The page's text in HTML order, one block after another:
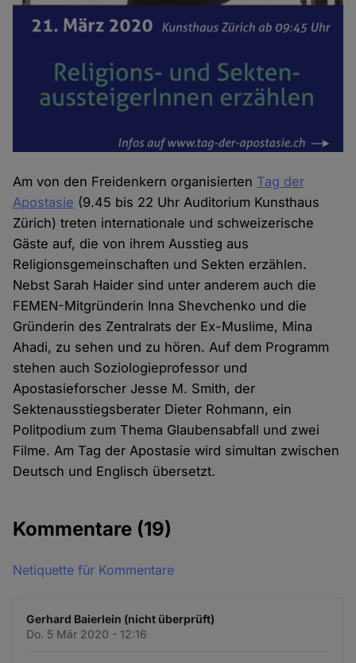
Am von den Freidenkern organisierten Tag der
Apostasie (9.45 bis 22 Uhr Auditorium Kunsthaus
Zürich) treten internationale und schweizerische
Gäste auf, die von ihrem Ausstieg aus
Religionsgemeinschaften und Sekten erzählen.
Nebst Sarah Haider sind unter anderem auch die
FEMEN-Mitgründerin Inna Shevchenko und die
Gründerin des Zentralrats der Ex-Muslime, Mina
Ahadi, zu sehen und zu hören. Auf dem Programm
stehen auch Soziologieprofessor und
Apostasieforscher Jesse M. Smith, der
Sektenausstiegsberater Dieter Rohmann, ein
Politpodium zum Thema Glaubensabfall und zwei
Filme. Am Tag der Apostasie wird simultan zwischen
Deutsch und Englisch übersetzt.
Kommentare (19)
Netiquette für Kommentare
Gerhard Baierlein (nicht überprüft)
Do. 5 Mär 2020 - 12:16